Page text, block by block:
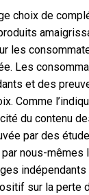
choix de
les
Les
et des
Comme
du contenu
par des
nous-mêmes
sur la perte